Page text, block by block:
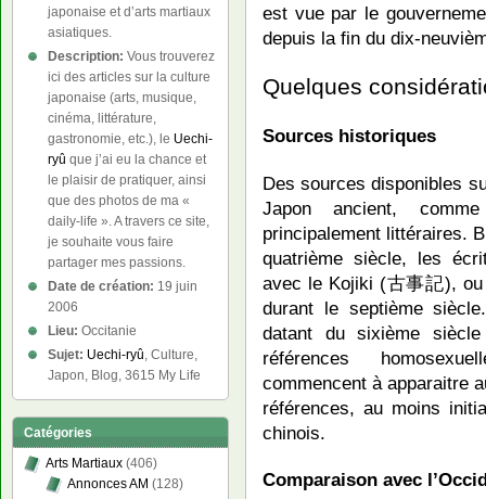
est vue par le
depuis la fin du dix-
Quelques
Sources historiques
Des sources disponibles
Japon ancient,
principalement littéraires.
quatrième siècle, les
avec le Kojiki (古事記),
durant le septième
datant du sixième
références
commencent à apparaitre
références, au moins
chinois.
Comparaison avec
japonaise et d’arts martiaux
asiatiques.
Description: Vous trouverez
ici des articles sur la culture
japonaise (arts, musique,
cinéma, littérature,
gastronomie, etc.), le Uechi-
ryû que j’ai eu la chance et
le plaisir de pratiquer, ainsi
que des photos de ma «
daily-life ». A travers ce site,
je souhaite vous faire
partager mes passions.
Date de création: 19 juin
2006
Lieu: Occitanie
Sujet: Uechi-ryû, Culture,
Japon, Blog, 3615 My Life
Catégories
Arts Martiaux (406)
Annonces AM (128)